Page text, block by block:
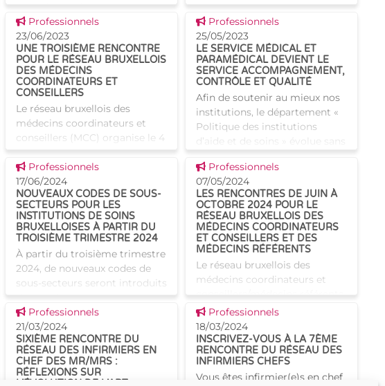
leurs demandes
d'autorisations et d'agrément
de manière digitale via
IRISbox. Cette évolution
s'inscrit
Plusieurs réunions sont
planifiées pour 2024, avec des
thèmes d'actualité. Ces
rencontres donnent l'occasio
Voir cette news
Professionnels
23/06/2023
UNE TROISIÈME RENCONTRE
POUR LE RÉSEAU BRUXELLOIS
DES MÉDECINS
COORDINATEURS ET
CONSEILLERS
Le réseau bruxellois des
médecins coordinateurs et
conseillers (MCC) organise le 4
juillet sa troisième rencontre.
Au programme, un sujet
d'actualité : l'avenir des MCC.
Les nouvelles compétence
Voir cette news
Professionnels
25/05/2023
LE SERVICE MÉDICAL ET
PARAMÉDICAL DEVIENT LE
SERVICE ACCOMPAGNEMENT,
CONTRÔLE ET QUALITÉ
Afin de soutenir au mieux nos
institutions, le département «
Politique des institutions
d’aide et de soins » évolue sans
son service médical et
paramédical de
Voir cette news
Professionnels
17/06/2024
NOUVEAUX CODES DE SOUS-
SECTEURS POUR LES
INSTITUTIONS DE SOINS
BRUXELLOISES À PARTIR DU
TROISIÈME TRIMESTRE 2024
À partir du troisième trimestre
2024, de nouveaux codes de
sous-secteurs seront introduits
dans la déclaration ONSS
trimestrielle (DmfA) pour
certaines institutions de soins
établies à Bruxelles
Voir cette news
Professionnels
07/05/2024
LES RENCONTRES DE JUIN À
OCTOBRE 2024 POUR LE
RÉSEAU BRUXELLOIS DES
MÉDECINS COORDINATEURS
ET CONSEILLERS ET DES
MÉDECINS RÉFÉRENTS
Le réseau bruxellois des
médecins coordinateurs et
conseillers/médecins référents
est plus que jamais actif ! Deux
réunions ont eu lieu en janvier
et mars 2024, dont les thèmes
couvraient l
Voir cette news
Professionnels
21/03/2024
SIXIÈME RENCONTRE DU
RÉSEAU DES INFIRMIERS EN
CHEF DES MR/MRS :
RÉFLEXIONS SUR
L’ÉVOLUTION DE L’ART
Voir cette news
Professionnels
18/03/2024
INSCRIVEZ-VOUS À LA 7ÈME
RENCONTRE DU RÉSEAU DES
INFIRMIERS CHEFS
Vous êtes infirmier(e)s en chef